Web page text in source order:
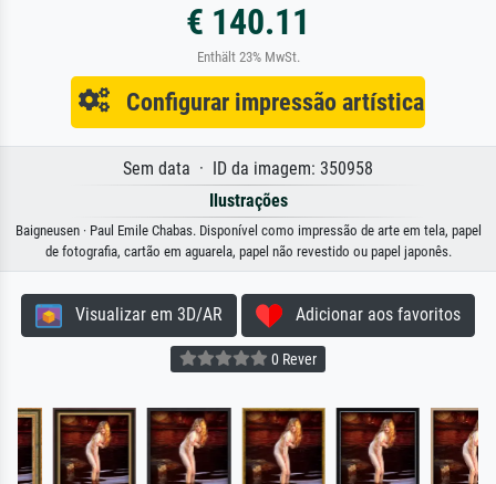
€ 140.11
Enthält 23% MwSt.
Configurar impressão artística
Sem data · ID da imagem: 350958
Ilustrações
Baigneusen · Paul Emile Chabas. Disponível como impressão de arte em tela, papel
de fotografia, cartão em aguarela, papel não revestido ou papel japonês.
Visualizar em 3D/AR Adicionar aos favoritos
0 Rever